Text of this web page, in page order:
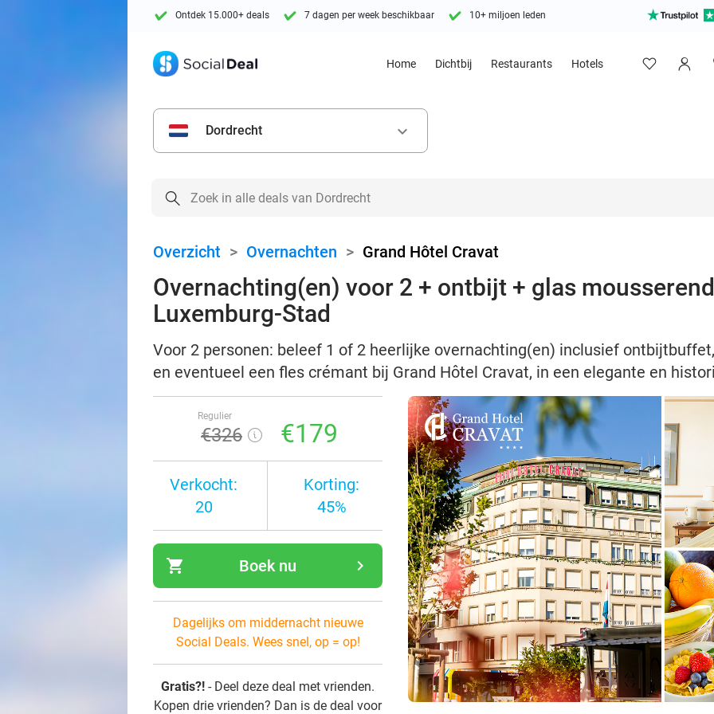
Ontdek 15.000+ deals 7 dagen per week beschikbaar 10+ miljoen leden
Home Dichtbij Restaurants Hotels
Dordrecht keyboard_arrow_down
Overzicht > Overnachten > Grand Hôtel Cravat
Overnachting(en) voor 2 + ontbijt + glas
Luxemburg-Stad
Voor 2 personen: beleef 1 of 2 heerlijke overnachting(en) inclusief
en eventueel een fles crémant bij Grand Hôtel Cravat, in een elegante en
Regulier
€326 €179
Verkocht:
20
Korting:
45%
shopping_cart navigate_next
Boek nu
Dagelijks om middernacht nieuwe
Social Deals. Wees snel, op = op!
Gratis?! - Deel deze deal met vrienden.
Kopen drie vrienden? Dan is de deal voor